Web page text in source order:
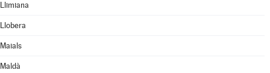
Llimiana
Llobera
Maials
Maldà